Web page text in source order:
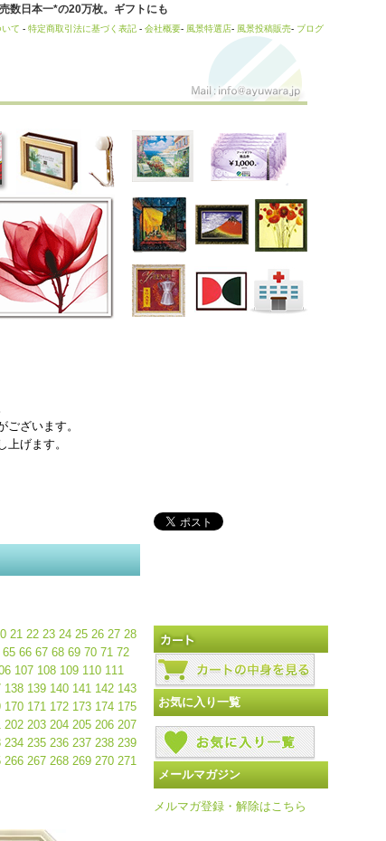
数日本一*の20万枚。ギフトにも
て - 特定商取引法に基づく表記 - 会社概要- 風景特選店- 風景投稿販売- ブログ
ざいます。
げます。
21 22 23 24 25 26 27 28
65 66 67 68 69 70 71 72
107 108 109 110 111
138 139 140 141 142 143
170 171 172 173 174 175
202 203 204 205 206 207
234 235 236 237 238 239
266 267 268 269 270 271
お気に入り一覧
メールマガジン
メルマガ登録・解除はこちら